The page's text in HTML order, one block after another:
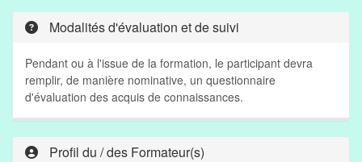
Modalités d'évaluation et de suivi
Pendant ou à l'issue de la formation, le participant devra
remplir, de manière nominative, un questionnaire
d'évaluation des acquis de connaissances.
Profil du / des Formateur(s)